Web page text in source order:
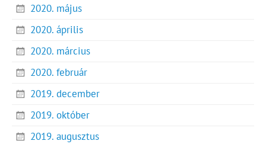
2020. május
2020. április
2020. március
2020. február
2019. december
2019. október
2019. augusztus